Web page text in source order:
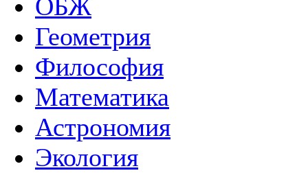
ОБЖ
Геометрия
Философия
Математика
Астрономия
Экология